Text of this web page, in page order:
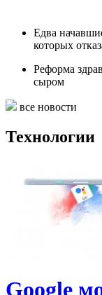
Едва
которых
Реформа
сыром
все новости
Технологии
Google